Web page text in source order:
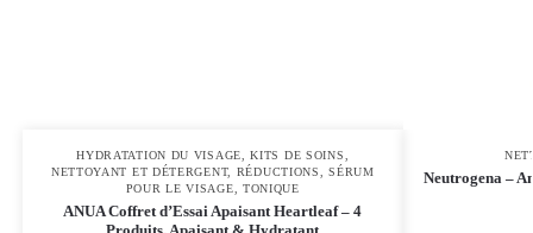
HYDRATATION DU VISAGE ,KITS DE SOINS
NETTOYANT ET DÉTERGENT, RÉDUCTIONS ,SÉRUM
POUR LE VISAGE
TONIQUE
ANUA Coffret d’Essai Apaisant Heartleaf – 4
Neutrogena –